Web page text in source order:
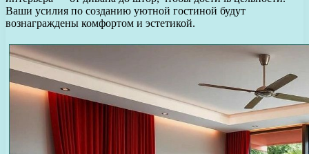
Ваши усилия по созданию уютной гостиной будут
вознаграждены комфортом и эстетикой.